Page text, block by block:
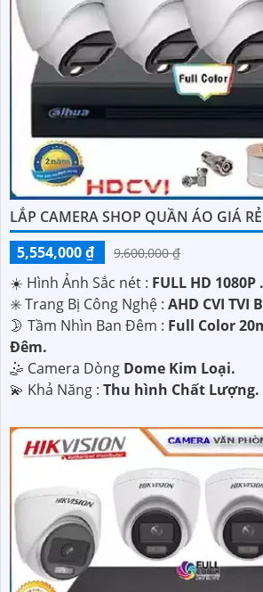
LẮP CAMERA SHOP QUẦN ÁO GIÁ RẺ
5,554,000 ₫
9,600,000 ₫
☀️ Hình Ảnh Sắc nét : FULL HD 1080P .
✳️ Trang Bị Công Nghệ : AHD CVI TVI
🌛 Tầm Nhìn Ban Đêm : Full Color
Đêm.
🤹 Camera Dòng Dome Kim Loại.
️💫 Khả Năng : Thu hình Chất Lượng.